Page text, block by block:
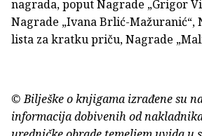
nagrada, poput Nagrade „Grigor
Nagrade „Ivana Brlić-Mažuranić“,
lista za kratku priču, Nagrade
© Bilješke o knjigama izrađene su
informacija dobivenih od